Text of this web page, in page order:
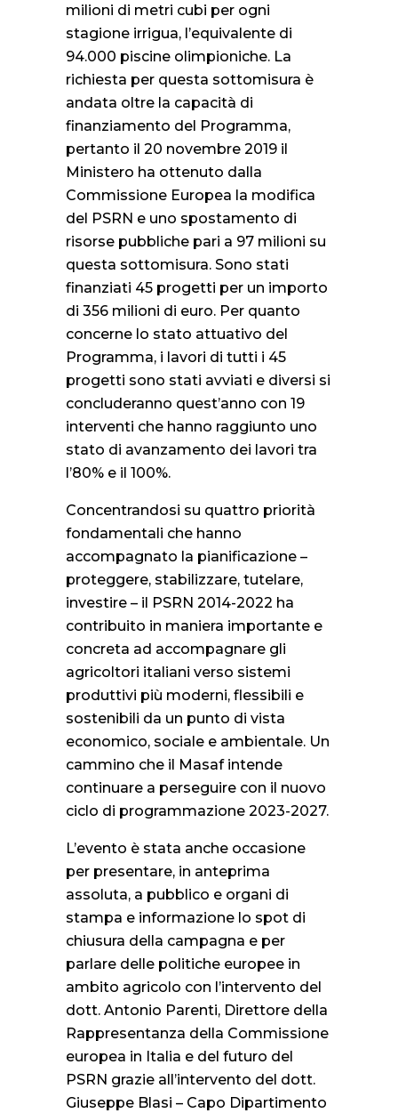
milioni di metri cubi per ogni
stagione irrigua, l’equivalente di
94.000 piscine olimpioniche. La
richiesta per questa sottomisura è
andata oltre la capacità di
finanziamento del Programma,
pertanto il 20 novembre 2019 il
Ministero ha ottenuto dalla
Commissione Europea la modifica
del PSRN e uno spostamento di
risorse pubbliche pari a 97 milioni su
questa sottomisura. Sono stati
finanziati 45 progetti per un importo
di 356 milioni di euro. Per quanto
concerne lo stato attuativo del
Programma, i lavori di tutti i 45
progetti sono stati avviati e diversi si
concluderanno quest’anno con 19
interventi che hanno raggiunto uno
stato di avanzamento dei lavori tra
l’80% e il 100%.
Concentrandosi su quattro priorità
fondamentali che hanno
accompagnato la pianificazione –
proteggere, stabilizzare, tutelare,
investire – il PSRN 2014-2022 ha
contribuito in maniera importante e
concreta ad accompagnare gli
agricoltori italiani verso sistemi
produttivi più moderni, flessibili e
sostenibili da un punto di vista
economico, sociale e ambientale. Un
cammino che il Masaf intende
continuare a perseguire con il nuovo
ciclo di programmazione 2023-2027.
L’evento è stata anche occasione
per presentare, in anteprima
assoluta, a pubblico e organi di
stampa e informazione lo spot di
chiusura della campagna e per
parlare delle politiche europee in
ambito agricolo con l’intervento del
dott. Antonio Parenti, Direttore della
Rappresentanza della Commissione
europea in Italia e del futuro del
PSRN grazie all’intervento del dott.
Giuseppe Blasi – Capo Dipartimento